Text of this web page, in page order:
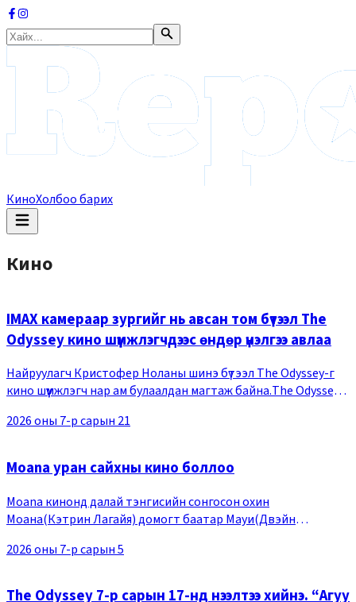
КиноХолбоо барих
Кино
IMAX камераар зургийг нь авсан том бүтээл The
Odyssey кино шүүмжлэгчдээс өндөр үнэлгээ авлаа
Найруулагч Кристофер Ноланы шинэ бүтээл The Odyssey-г
кино шүүмжлэгч нар ам булаалдан магтаж байна.The Odyssey
бүтээсэн кино бөгөөд Кристофер Нола
2026 оны 7-р сарын 21
Moana уран сайхны кино боллоо
Moana кинонд далай тэнгисийн сонгосон охин
Моана(Кэтрин Лагайя) домогт баатар Мауи(Двэйн
далайн аянд гарч байгаа тухай өгүүлдэг бөгөөд, Moana хүүхэлд
2026 оны 7-р сарын 5
The Odyssey 7-р сарын 17-нд нээлтээ хийнэ. “Агуу